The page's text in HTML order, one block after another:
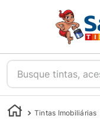
Busque tintas,
Tintas Imobiliárias